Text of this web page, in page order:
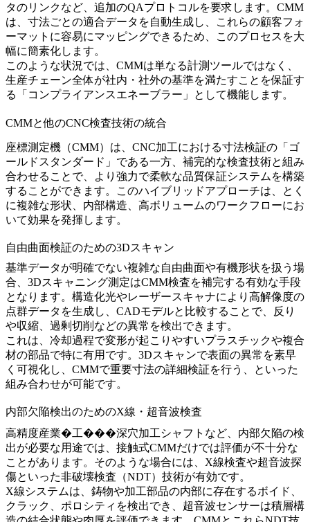
タのリンクなど、追加のQAプロトコルを要求します。CMM
は、寸法ごとの適合データを自動生成し、これらの顧客フォ
ーマットに容易にマッピングできるため、このプロセスを大
幅に簡素化します。
このような状況では、CMMは単なる計測ツールではなく、
生産チェーン全体が社内・社外の基準を満たすことを保証す
る「コンプライアンスエネーブラー」として機能します。
CMMと他のCNC検査技術の統合
座標測定機（CMM）は、CNC加工における寸法検証の「ゴ
ールドスタンダード」である一方、補完的な検査技術と組み
合わせることで、より強力で柔軟な品質保証システムを構築
することができます。このハイブリッドアプローチは、とく
に複雑な形状、内部構造、高ボリュームのワークフローにお
いて効果を発揮します。
自由曲面検証のための3Dスキャン
基準データが明確でない複雑な自由曲面や有機形状を扱う場
合、 3Dスキャニング測定はCMM検査を補完する有効な手段
となります。構造化光やレーザースキャナにより高解像度の
点群データを生成し、CADモデルと比較することで、反り
や収縮、過剰切削などの異常を検出できます。
これは、冷却過程で変形が起こりやすいプラスチックや複合
材の部品で特に有用です。3Dスキャンで表面の異常を素早
く可視化し、CMMで重要寸法の詳細検証を行う、といった
組み合わせが可能です。
内部欠陥検出のためのX線・超音波検査
高精度産業�工���深穴加工シャフト など、内部欠陥の検
出が必要な用途では、接触式CMMだけでは評価が不十分な
ことがあります。そのような場合には、 X線検査や超音波探
傷といった非破壊検査（NDT）技術が有効です。
X線システムは、鋳物や加工部品の内部に存在するボイド、
クラック、ポロシティを検出でき、超音波センサーは積層構